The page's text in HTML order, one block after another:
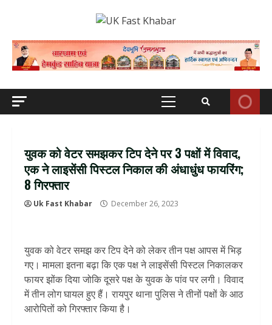
Primary
युवक को वेटर समझकर टिप देने पर 3 पक्षों में विवाद,
एक ने लाइसेंसी पिस्टल निकाल की अंधाधुंध फायरिंग;
8 गिरफ्तार
Uk Fast Khabar December 26, 2023
युवक को वेटर समझ कर टिप देने को लेकर तीन पक्ष आपस में भिड़
गए। मामला इतना बढ़ा कि एक पक्ष ने लाइसेंसी पिस्टल निकालकर
फायर झोंक दिया जोकि दूसरे पक्ष के युवक के पांव पर लगी। विवाद
में तीन लोग घायल हुए हैं। रायपुर थाना पुलिस ने तीनों पक्षों के आठ
आरोपितों को गिरफ्तार किया है।